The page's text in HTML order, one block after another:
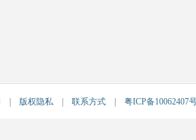
版权隐私 联系方式 粤ICP备10062407